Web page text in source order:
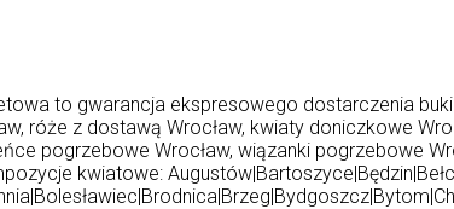
to gwarancja ekspresowego dostarczenia
róże z dostawą Wrocław, kwiaty doniczkowe
pogrzebowe Wrocław, wiązanki pogrzebowe
kwiatowe: Augustów|Bartoszyce|Będzin|
|Bolesławiec|Brodnica|Brzeg|Bydgoszcz|Bytom|